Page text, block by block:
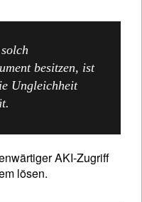
besitzen, ist
Ungleichheit
AKI-Zugriff
lösen.